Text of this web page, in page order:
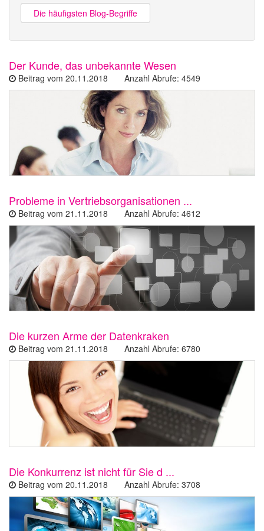
Die häufigsten Blog-Begriffe
Der Kunde, das unbekannte Wesen
Beitrag vom 20.11.2018 Anzahl Abrufe: 4549
Probleme in Vertriebsorganisationen ...
Beitrag vom 21.11.2018 Anzahl Abrufe: 4612
Die kurzen Arme der Datenkraken
Beitrag vom 21.11.2018 Anzahl Abrufe: 6780
Die Konkurrenz ist nicht für Sie d ...
Beitrag vom 20.11.2018 Anzahl Abrufe: 3708